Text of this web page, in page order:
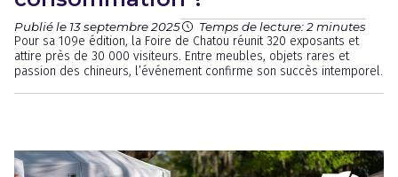
Publié le 13 septembre 2025 Temps de lecture: 2 minutes
Pour sa 109e édition, la Foire de Chatou réunit 320 exposants et
attire près de 30 000 visiteurs. Entre meubles, objets rares et
passion des chineurs, l’événement confirme son succès intemporel.